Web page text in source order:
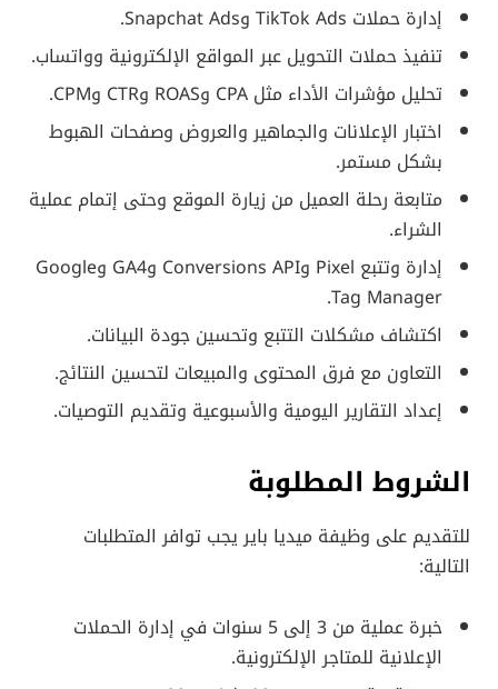
إدارة حملات TikTok Ads وSnapchat Ads.
تنفيذ حملات التحويل عبر المواقع الإلكترونية وواتساب.
تحليل مؤشرات الأداء مثل CPA وROAS وCTR وCPM.
اختبار الإعلانات والجماهير والعروض وصفحات الهبوط
بشكل مستمر.
متابعة رحلة العميل من زيارة الموقع وحتى إتمام عملية
الشراء.
إدارة وتتبع Pixel وConversions API وGA4 وGoogle
Tag Manager.
اكتشاف مشكلات التتبع وتحسين جودة البيانات.
التعاون مع فرق المحتوى والمبيعات لتحسين النتائج.
إعداد التقارير اليومية والأسبوعية وتقديم التوصيات.
الشروط المطلوبة
للتقديم على وظيفة ميديا باير يجب توافر المتطلبات
التالية:
خبرة عملية من 3 إلى 5 سنوات في إدارة الحملات
الإعلانية للمتاجر الإلكترونية.